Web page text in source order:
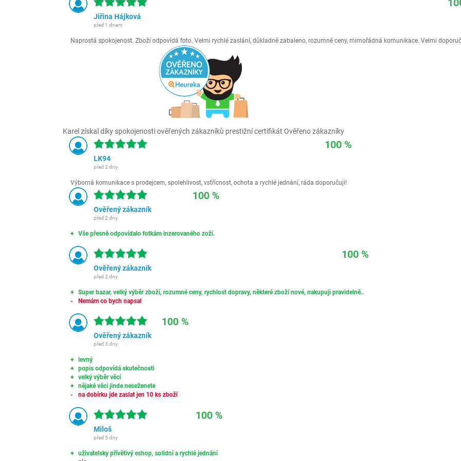
Jiřina Hájková
před 1 dnem
Naprostá spokojenost. Zboží odpovídá foto. Velmi rychlé zaslání, důkladně zabaleno, rozumné ceny, mimořádná komunikace. Velmi
Karel získal díky spokojenosti ověřených zákazníků prestižní certifikát Ověřeno zákazníky
100 %
LK94
před 2 dny
Výborná komunikace s prodejcem, spolehlivost, vstřícnost, ochota a rychlé jednání, ráda doporučuji!
100 %
Ověřený zákazník
před 2 dny
Vše přesně odpovídalo fotkám inzerovaného zoží.
100 %
Ověřený zákazník
před 2 dny
Super bazar, velký výběr zboží, rozumné ceny, rychlost dopravy, některé zboží nové, nakupuji pravidelně..
Nemám co bych napsal
100 %
Ověřený zákazník
před 3 dny
levný
popis odpovídá skutečnosti
velký výběr věcí
nějaké věci jinde neseženete
na dobírku jde zaslat jen 10 ks zboží
100 %
Miloš
před 5 dny
uživatelsky přívětivý eshop, solidní a rychlé jednání